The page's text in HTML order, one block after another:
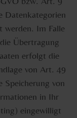
Datenkategorien
werden. Im Falle
Übertragung
erfolgt die
von Art. 49
von
in Ihr
eingewilligt